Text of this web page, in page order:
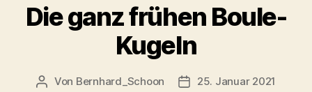
Die ganz frühen Boule-
Kugeln
Beitragsautor
Von Bernhard_Schoon Veröffentlichungsdatum
25. Januar 2021